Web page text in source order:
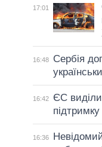
17:01
16:48
Сербія
16:42
ЄС
16:36